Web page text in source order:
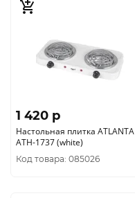
1 420 p
Настольная плитка ATLANTA
ATH-1737 (white)
Код товара: 085026